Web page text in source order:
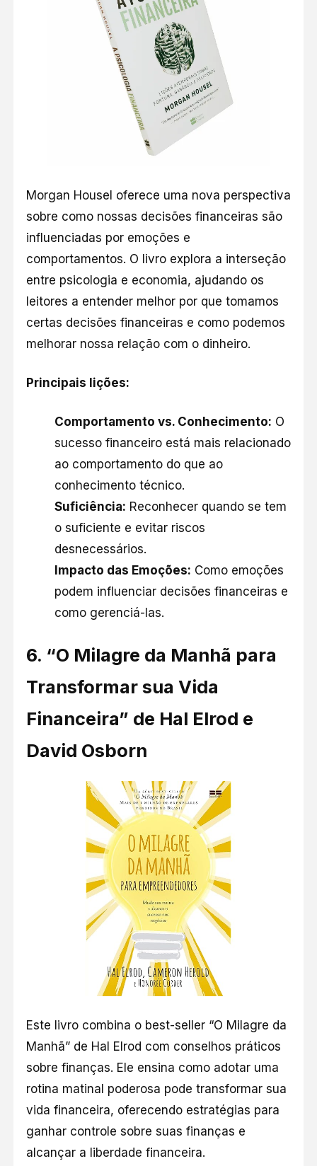
Morgan Housel oferece uma nova perspectiva
sobre como nossas decisões financeiras são
influenciadas por emoções e
comportamentos. O livro explora a interseção
entre psicologia e economia, ajudando os
leitores a entender melhor por que tomamos
certas decisões financeiras e como podemos
melhorar nossa relação com o dinheiro.​
Principais lições:
Comportamento vs. Conhecimento: O
sucesso financeiro está mais relacionado
ao comportamento do que ao
conhecimento técnico.​
Suficiência: Reconhecer quando se tem
o suficiente e evitar riscos
desnecessários.​
Impacto das Emoções: Como emoções
podem influenciar decisões financeiras e
como gerenciá-las.​
6. “O Milagre da Manhã para
Transformar sua Vida
Financeira” de Hal Elrod e
David Osborn
Este livro combina o best-seller “O Milagre da
Manhã” de Hal Elrod com conselhos práticos
sobre finanças. Ele ensina como adotar uma
rotina matinal poderosa pode transformar sua
vida financeira, oferecendo estratégias para
ganhar controle sobre suas finanças e
alcançar a liberdade financeira.​